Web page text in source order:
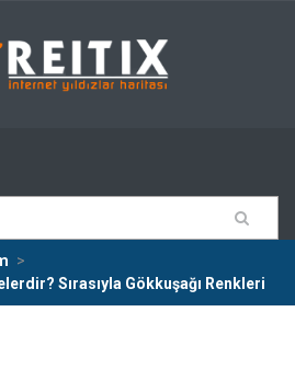
Sırasıyla Gökkuşağı Renkleri